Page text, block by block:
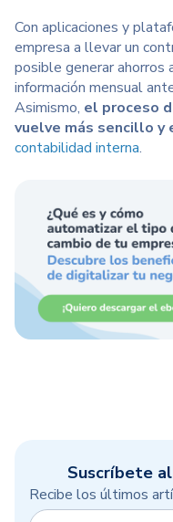
Suscríbete
Recibe los últimos
Con aplicaciones y
empresa a llevar un
posible generar ahorros
información mensual
Asimismo, el proceso
vuelve más sencillo y
contabilidad interna.